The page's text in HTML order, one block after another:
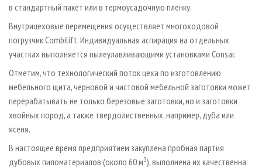
в стандартный пакет или в термоусадочную пленку.
Внутрицеховые перемещения осуществляет многоходовой
погрузчик Combilift. Индивидуальная аспирация на отдельных
участках выполняется пылеулавливающими установками Consar.
Отметим, что технологический поток цеха по изготовлению
мебельного щита, черновой и чистовой мебельной заготовки может
перерабатывать не только березовые заготовки, но и заготовки
хвойных пород, а также твердолиственных, например, дуба или
ясеня.
В настоящее время предприятием закуплена пробная партия
дубовых пиломатериалов (около 60 м3), выполнена их качественна